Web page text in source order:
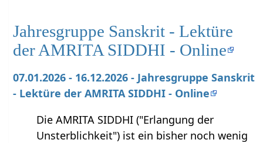
Jahresgruppe Sanskrit - Lektüre
der AMRITA SIDDHI - Online
07.01.2026 - 16.12.2026 - Jahresgruppe Sanskrit
- Lektüre der AMRITA SIDDHI - Online
Die AMRITA SIDDHI ("Erlangung der
Unsterblichkeit") ist ein bisher noch wenig